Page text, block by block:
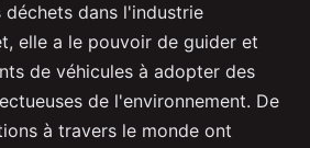
dans l'industrie
elle a le pouvoir de guider et
de véhicules à adopter des
de l'environnement. De
à travers le monde ont